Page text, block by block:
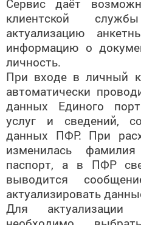
Сервис даёт
клиентской
актуализацию
информацию о
личность.
При входе в личный
автоматически
данных Единого
услуг и сведений,
данных ПФР. При
изменилась
паспорт, а в ПФР
выводится
актуализировать
Для